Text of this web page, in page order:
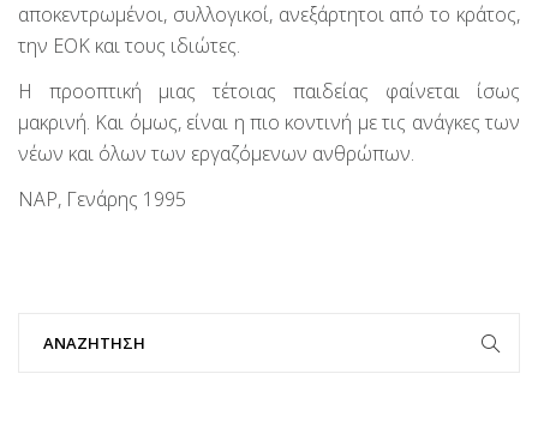
αποκεντρωμένοι, συλλογικοί, ανεξάρτητοι από το κράτος,
την ΕΟΚ και τους ιδιώτες.
Η προοπτική μιας τέτοιας παιδείας φαίνεται ίσως
μακρινή. Και όμως, είναι η πιο κοντινή με τις ανάγκες των
νέων και όλων των εργαζόμενων ανθρώπων.
ΝΑΡ, Γενάρης 1995